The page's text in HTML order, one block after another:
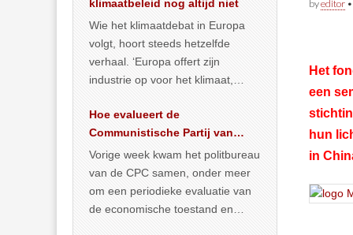
byeditor
Het
een
hun
in
klimaatbeleid nog altijd niet
Wie het klimaatdebat in Europa
volgt, hoort steeds hetzelfde
verhaal. ‘Europa offert zijn
industrie op voor het klimaat,
vergroening… >> lees meer
Hoe evalueert de
Communistische Partij van
China de economische
situatie?
Vorige week kwam het politbureau
van de CPC samen, onder meer
om een periodieke evaluatie van
de economische toestand en